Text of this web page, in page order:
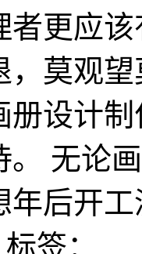
者更应
，莫观
册设计
。 无论
年后开工
标签：